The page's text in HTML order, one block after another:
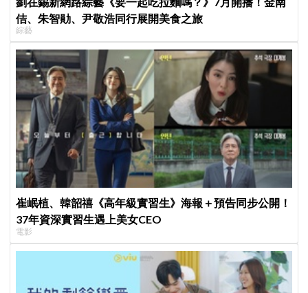
佶、朱智勛、尹敬浩同行展開美食之旅
綜藝
崔岷植、韓韶禧《高年級實習生》海報＋預告同步公開！
37年資深實習生遇上美女CEO
電影